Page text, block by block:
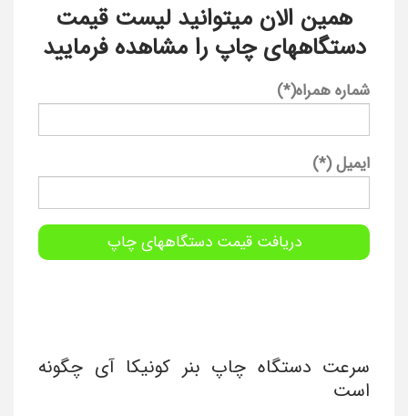
همین الان میتوانید لیست قیمت
دستگاههای چاپ را مشاهده فرمایید
شماره همراه(*)
ایمیل (*)
سرعت دستگاه چاپ بنر کونیکا آی چگونه
است